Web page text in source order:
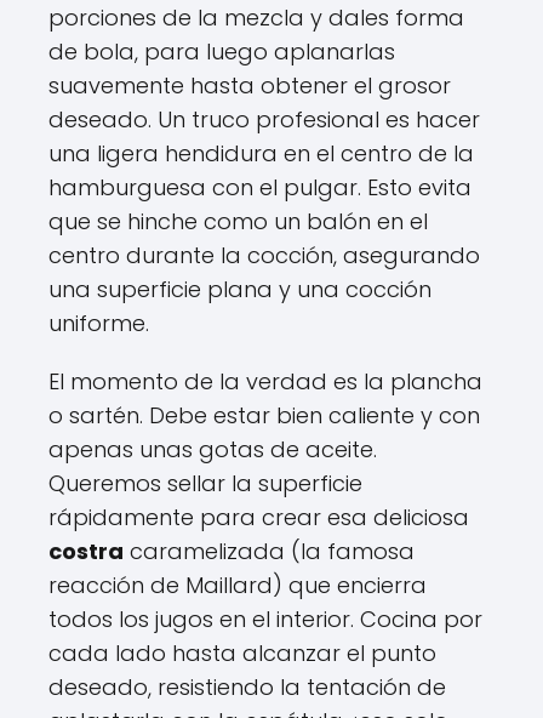
porciones de la mezcla y dales forma
de bola, para luego aplanarlas
suavemente hasta obtener el grosor
deseado. Un truco profesional es hacer
una ligera hendidura en el centro de la
hamburguesa con el pulgar. Esto evita
que se hinche como un balón en el
centro durante la cocción, asegurando
una superficie plana y una cocción
uniforme.
El momento de la verdad es la plancha
o sartén. Debe estar bien caliente y con
apenas unas gotas de aceite.
Queremos sellar la superficie
rápidamente para crear esa deliciosa
costra caramelizada (la famosa
reacción de Maillard) que encierra
todos los jugos en el interior. Cocina por
cada lado hasta alcanzar el punto
deseado, resistiendo la tentación de